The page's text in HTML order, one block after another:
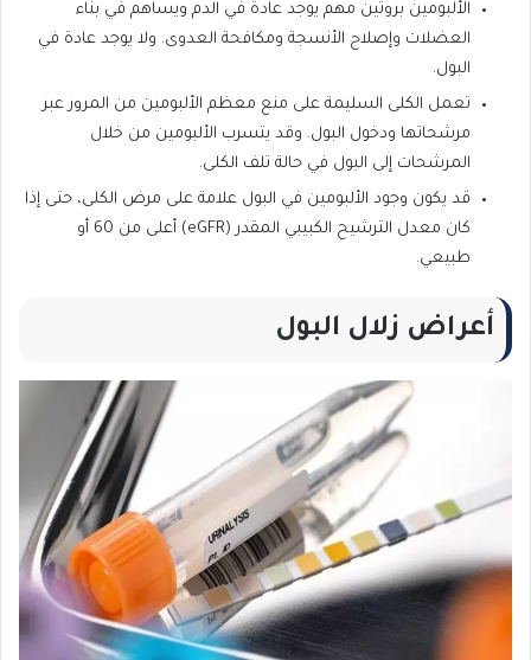
الألبومين بروتين مهم يوجد عادة في الدم ويساهم في بناء
العضلات وإصلاح الأنسجة ومكافحة العدوى. ولا يوجد عادة في
البول.
تعمل الكلى السليمة على منع معظم الألبومين من المرور عبر
مرشحاتها ودخول البول. وقد يتسرب الألبومين من خلال
المرشحات إلى البول في حالة تلف الكلى.
قد يكون وجود الألبومين في البول علامة على مرض الكلى، حتى إذا
كان معدل الترشيح الكبيبي المقدر (eGFR) أعلى من 60 أو
طبيعي.
أعراض زلال البول